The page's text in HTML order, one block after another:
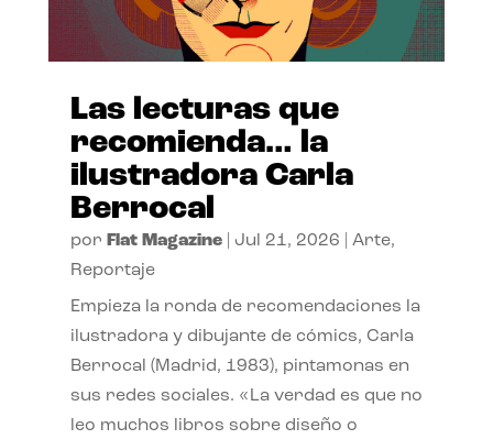
Las lecturas que
recomienda… la
ilustradora Carla
Berrocal
por Flat Magazine| Jul 21, 2026 Arte,
Reportaje
Empieza la ronda de recomendaciones la
ilustradora y dibujante de cómics, Carla
Berrocal (Madrid, 1983), pintamonas en
sus redes sociales. «La verdad es que no
leo muchos libros sobre diseño o